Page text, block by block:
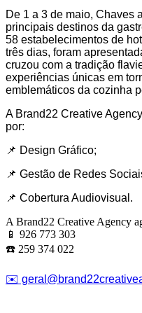
De 1 a 3 de maio, Chaves
principais destinos da
58 estabelecimentos de
três dias, foram
cruzou com a tradição
experiências únicas em
emblemáticos da cozinha
A Brand22 Creative
por:
📌 Design Gráfico;
📌 Gestão de Redes
📌 Cobertura Audiovisual.
A Brand22 Creative Agency
📱 926 773 303
☎️ 259 374 022
✉️